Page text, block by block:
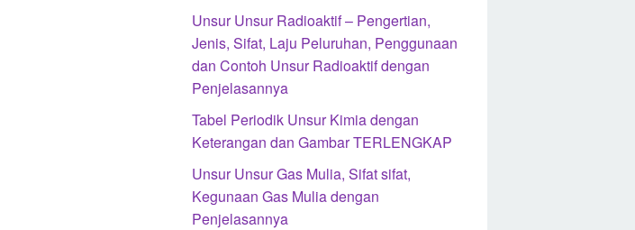
Unsur Unsur Radioaktif – Pengertian,
Jenis, Sifat, Laju Peluruhan, Penggunaan
dan Contoh Unsur Radioaktif dengan
Penjelasannya
Tabel Periodik Unsur Kimia dengan
Keterangan dan Gambar TERLENGKAP
Unsur Unsur Gas Mulia, Sifat sifat,
Kegunaan Gas Mulia dengan
Penjelasannya